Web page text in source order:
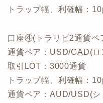
トラップ幅、利確幅：
口座④(トラリピ2通貨ペ
通貨ペア：USD/CAD(ロ
取引LOT：3000通貨
トラップ幅、利確幅：
通貨ペア：AUD/USD(シ